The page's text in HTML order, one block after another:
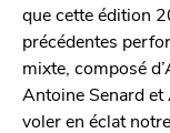
que cette édition
précédentes
mixte, composé
Antoine Senard
voler en éclat